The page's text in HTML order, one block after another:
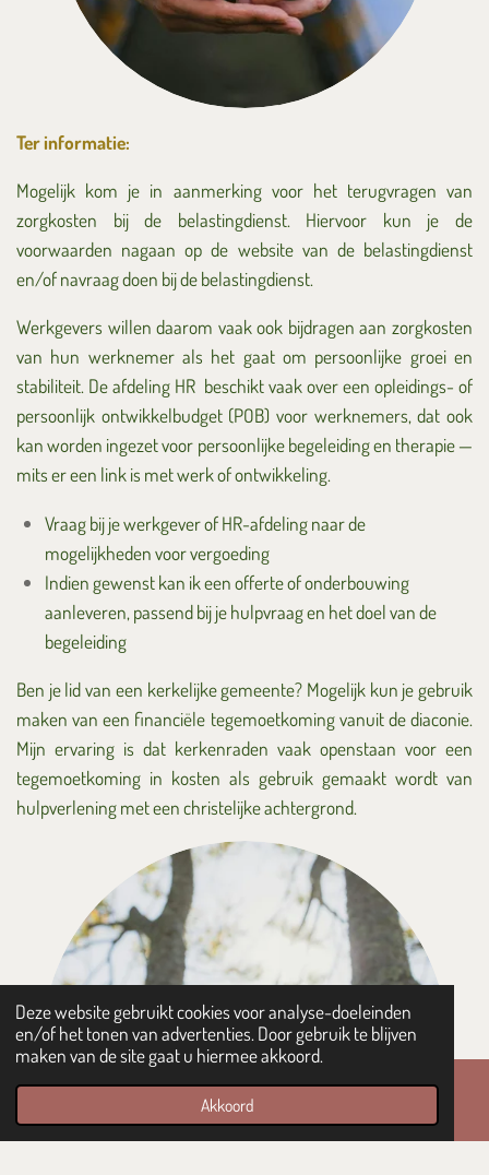
Deze website gebruikt cookies voor analyse-doeleinden
en/of het tonen van advertenties. Door gebruik te blijven
maken van de site gaat u hiermee akkoord.
Akkoord
Ter informatie:
Mogelijk kom je in aanmerking voor het terugvragen van
zorgkosten bij de belastingdienst. Hiervoor kun je de
voorwaarden nagaan op de website van de belastingdienst
en/of navraag doen bij de belastingdienst.
Werkgevers willen daarom vaak ook bijdragen aan zorgkosten
van hun werknemer als het gaat om persoonlijke groei en
stabiliteit. De afdeling HR beschikt vaak over een opleidings- of
persoonlijk ontwikkelbudget (POB) voor werknemers, dat ook
kan worden ingezet voor persoonlijke begeleiding en therapie —
mits er een link is met werk of ontwikkeling.
Vraag bij je werkgever of HR-afdeling naar de
mogelijkheden voor vergoeding
Indien gewenst kan ik een offerte of onderbouwing
aanleveren, passend bij je hulpvraag en het doel van de
begeleiding
Ben je lid van een kerkelijke gemeente? Mogelijk kun je gebruik
maken van een financiële tegemoetkoming vanuit de diaconie.
Mijn ervaring is dat kerkenraden vaak openstaan voor een
tegemoetkoming in kosten als gebruik gemaakt wordt van
hulpverlening met een christelijke achtergrond.
Kaart